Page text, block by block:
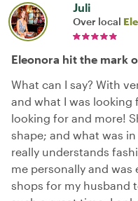
Juli
Over local
Eleonora hit the mark
What can I say? With
and what I was looking
looking for and more!
shape; and what was
really understands
me personally and
shops for my husband